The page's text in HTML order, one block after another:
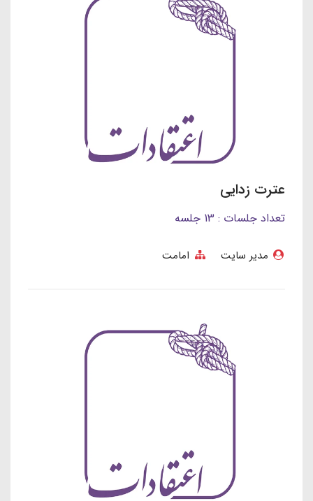
عترت زدایی
تعداد جلسات : 13 جلسه
مدیر سایت امامت